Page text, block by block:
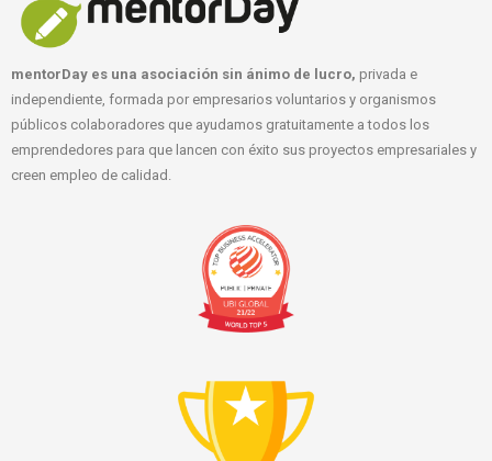
mentorDay es una asociación sin ánimo de lucro, privada e
independiente, formada por empresarios voluntarios y organismos
públicos colaboradores que ayudamos gratuitamente a todos los
emprendedores para que lancen con éxito sus proyectos empresariales y
creen empleo de calidad.